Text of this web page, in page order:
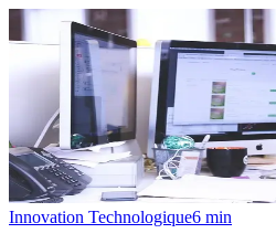
Innovation Technologique6 min